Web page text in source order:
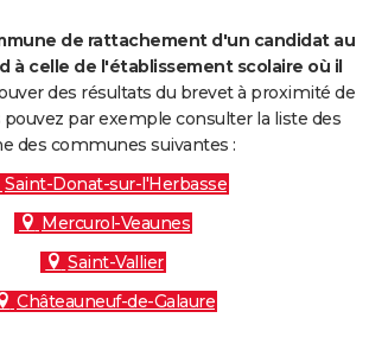
de rattachement d'un candidat au
à celle de l'établissement scolaire où il
des résultats du brevet à proximité de
pouvez par exemple consulter la liste des
des communes suivantes :
Saint-Donat-sur-l'Herbasse
Mercurol-Veaunes
Saint-Vallier
Châteauneuf-de-Galaure